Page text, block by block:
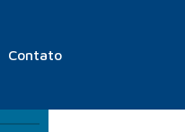
Contato